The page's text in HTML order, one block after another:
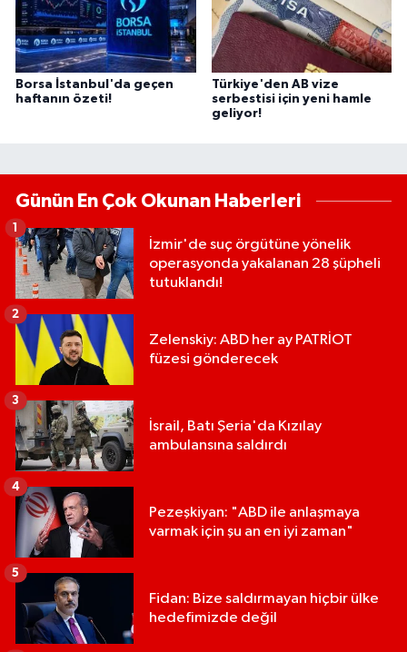
Borsa İstanbul'da geçen
haftanın özeti!
Türkiye'den AB vize
serbestisi için yeni hamle
geliyor!
Günün En Çok Okunan Haberleri
İzmir'de suç örgütüne yönelik
operasyonda yakalanan 28 şüpheli
tutuklandı!
1
Zelenskiy: ABD her ay PATRİOT
füzesi gönderecek
2
İsrail, Batı Şeria'da Kızılay
ambulansına saldırdı
3
Pezeşkiyan: "ABD ile anlaşmaya
varmak için şu an en iyi zaman"
4
Fidan: Bize saldırmayan hiçbir ülke
hedefimizde değil
5